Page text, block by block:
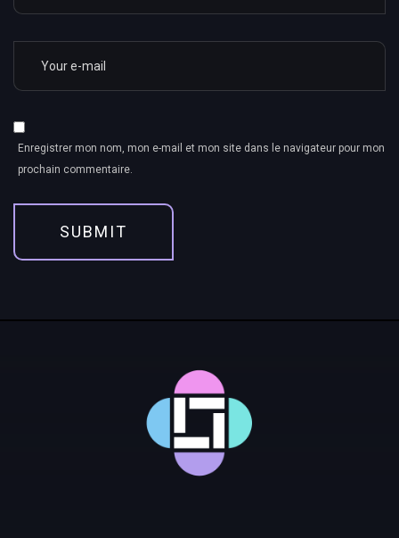
Enregistrer mon nom, mon e-mail et mon site dans le navigateur pour mon
prochain commentaire.